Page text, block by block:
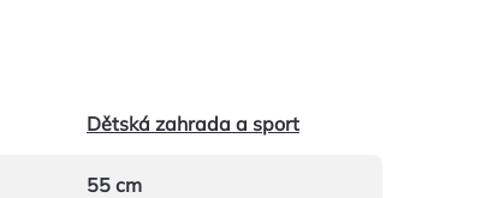
Dětská zahrada a sport
55 cm